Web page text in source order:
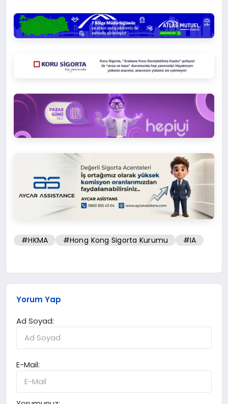
#HKMA #Hong Kong Sigorta Kurumu #IA
Yorum Yap
Ad Soyad:
E-Mail: